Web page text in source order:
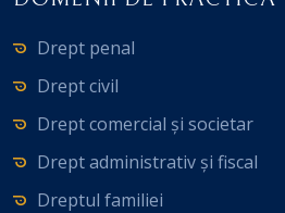
Drept penal
Drept civil
Drept comercial și societar
Drept administrativ și fiscal
Dreptul familiei